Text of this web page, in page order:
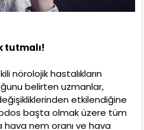
tutmalı!
nörolojik hastalıkların
belirten uzmanlar,
etkilendiğine
başta olmak üzere tüm
hava nem oranı ve hava